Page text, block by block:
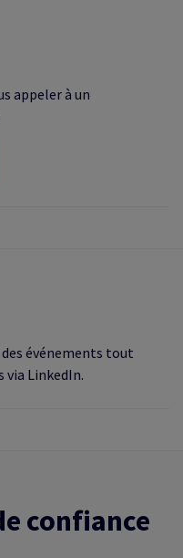
appeler à un
événements tout
via LinkedIn.
confiance